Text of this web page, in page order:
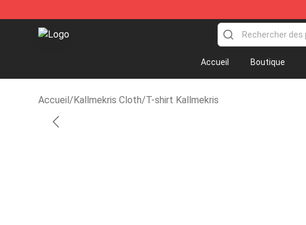
KallMeKris Store - Official KallMeKris Merchandise Shop
Accueil Boutique
Accueil/Kallmekris Cloth/T-shirt Kallmekris